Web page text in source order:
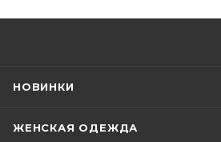
НОВИНКИ
ЖЕНСКАЯ ОДЕЖДА